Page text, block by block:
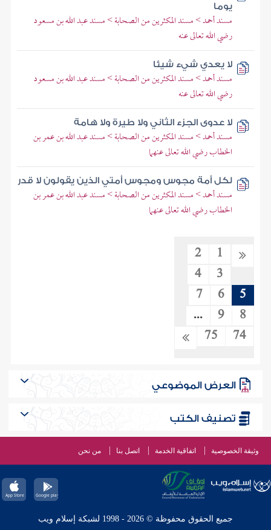
يوما
مسند أحمد > مسند المكثرين من الصحابة > مسند عبد الله بن مسعود
رضي الله تعالى عنه
لا يعدي شيء شيئا
مسند أحمد > مسند المكثرين من الصحابة > مسند عبد الله بن مسعود
رضي الله تعالى عنه
لا عدوى الجزء الثاني ولا طيرة ولا هامة
مسند أحمد > مسند المكثرين من الصحابة > مسند عبد الله بن عمر بن
الخطاب رضي الله تعالى عنهما
لكل أمة مجوس ومجوس أمتي الذين يقولون لا قدر
مسند أحمد > مسند المكثرين من الصحابة > مسند عبد الله بن عمر بن
الخطاب رضي الله تعالى عنهما
1
2
3
4
5
6
7
8
9
...
74
75
العرض الموضوعي
تصنيف الكتب
وثيقة الخصوصية اتفاقية الخدمة اتصل بنا من نحن
جميع الحقوق محفوظة © 2026 - 1998 لشبكة إسلام ويب